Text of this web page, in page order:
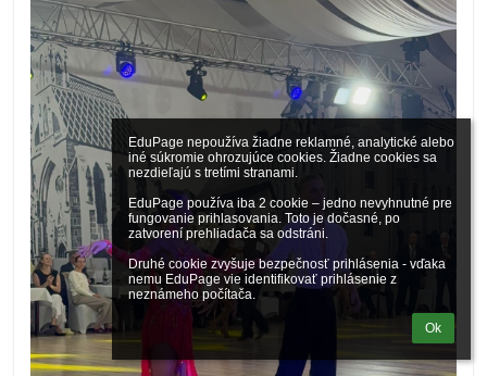
EduPage nepoužíva žiadne reklamné, analytické alebo
iné súkromie ohrozujúce cookies. Žiadne cookies sa
nezdieľajú s tretími stranami.
EduPage používa iba 2 cookie – jedno nevyhnutné pre
fungovanie prihlasovania. Toto je dočasné, po
zatvorení prehliadača sa odstráni.
Druhé cookie zvyšuje bezpečnosť prihlásenia - vďaka
nemu EduPage vie identifikovať prihlásenie z
neznámeho počítača.
Ok